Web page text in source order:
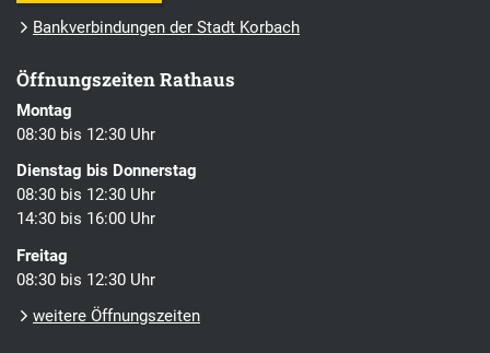
Bankverbindungen der Stadt Korbach
Öffnungszeiten Rathaus
Montag
08:30 bis 12:30 Uhr
Dienstag bis Donnerstag
08:30 bis 12:30 Uhr
14:30 bis 16:00 Uhr
Freitag
08:30 bis 12:30 Uhr
weitere Öffnungszeiten